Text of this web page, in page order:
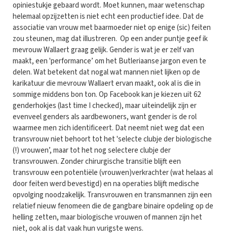
opiniestukje gebaard wordt. Moet kunnen, maar wetenschap
helemaal opzijzetten is niet echt een productief idee. Dat de
associatie van vrouw met baarmoeder niet op enige (sic) feiten
zou steunen, mag dat illustreren. Op een ander puntje geef ik
mevrouw Wallaert graag gelijk. Gender is wat je er zelf van
maakt, een 'performance’ om het Butleriaanse jargon even te
delen. Wat betekent dat nogal wat mannen niet lijken op de
karikatuur die mevrouw Wallaert ervan maakt, ook al is die in
sommige middens bon ton. Op Facebook kan je kiezen uit 62
genderhokjes (last time I checked), maar uiteindelijk zijn er
evenveel genders als aardbewoners, want gender is de rol
waarmee men zich identificeert. Dat neemt niet weg dat een
transvrouw niet behoort tot het 'selecte clubje der biologische
(!) vrouwen’, maar tot het nog selectere clubje der
transvrouwen. Zonder chirurgische transitie blijft een
transvrouw een potentiële (vrouwen)verkrachter (wat helaas al
door feiten werd bevestigd) en na operaties blijft medische
opvolging noodzakelijk. Transvrouwen en transmannen zijn een
relatief nieuw fenomeen die de gangbare binaire opdeling op de
helling zetten, maar biologische vrouwen of mannen zijn het
niet, ook al is dat vaak hun vurigste wens.